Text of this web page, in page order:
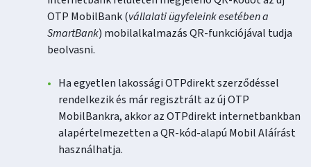
OTP MobilBank (vállalati ügyfeleink esetében a
SmartBank) mobilalkalmazás QR-funkciójával tudja
beolvasni.
Ha egyetlen lakossági OTPdirekt szerződéssel
rendelkezik és már regisztrált az új OTP
MobilBankra, akkor az OTPdirekt internetbankban
alapértelmezetten a QR-kód-alapú Mobil Aláírást
használhatja.